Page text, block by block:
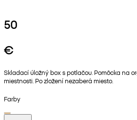
50
€
Skladací úložný box s potlačou. Pomôcka na
miestnosti. Po zložení nezaberá miesto.
Farby